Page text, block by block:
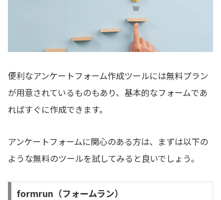
便利なアンケートフォーム作成ツールには無料プラン
が用意されているものもあり、基本的なフォームであ
ればすぐに作成できます。
アンケートフォームに関心のある方は、まずは以下の
ような無料のツールを試してみると良いでしょう。
formrun（フォームラン）